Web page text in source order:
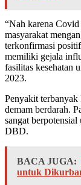
“Nah karena
masyarakat
terkonfirmasi
memiliki gejala
fasilitas kesehatan
2023.
Penyakit
demam berdarah.
sangat
DBD.
BACA JUGA:
untuk